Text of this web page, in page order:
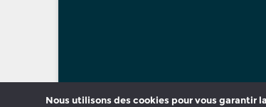
Nous utilisons des cookies pour vous garantir